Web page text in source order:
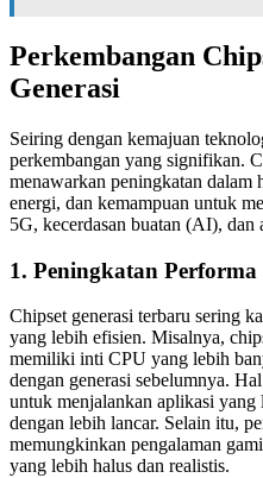
Perkembangan
Generasi
Seiring dengan kemajuan
perkembangan yang signifikan.
menawarkan peningkatan dalam
energi, dan kemampuan untuk
5G, kecerdasan buatan (AI),
1. Peningkatan Performa
Chipset generasi terbaru sering
yang lebih efisien. Misalnya,
memiliki inti CPU yang lebih
dengan generasi sebelumnya.
untuk menjalankan aplikasi
dengan lebih lancar. Selain itu,
memungkinkan pengalaman
yang lebih halus dan realistis.